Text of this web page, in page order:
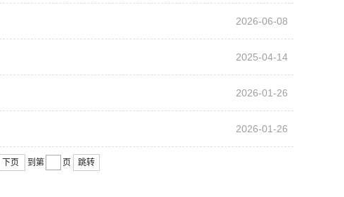
2026-06-08
2025-04-14
2026-01-26
2026-01-26
下页 到第 页 跳转